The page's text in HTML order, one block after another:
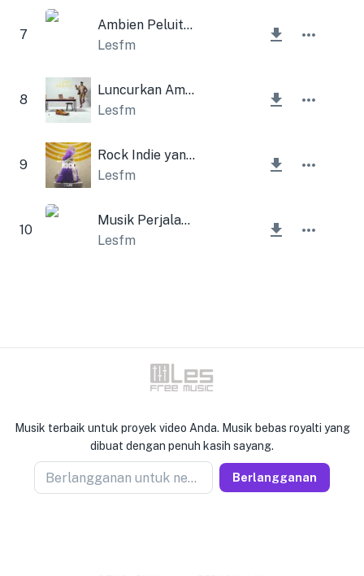
7
Ambien Peluit Meditasi
Lesfm
8
Luncurkan Ambien
Lesfm
9
Rock Indie yang energik
Lesfm
10
Musik Perjalanan
Lesfm
Musik terbaik untuk proyek video Anda. Musik bebas royalti yang
dibuat dengan penuh kasih sayang.
Berlangganan untuk newseller Berlangganan